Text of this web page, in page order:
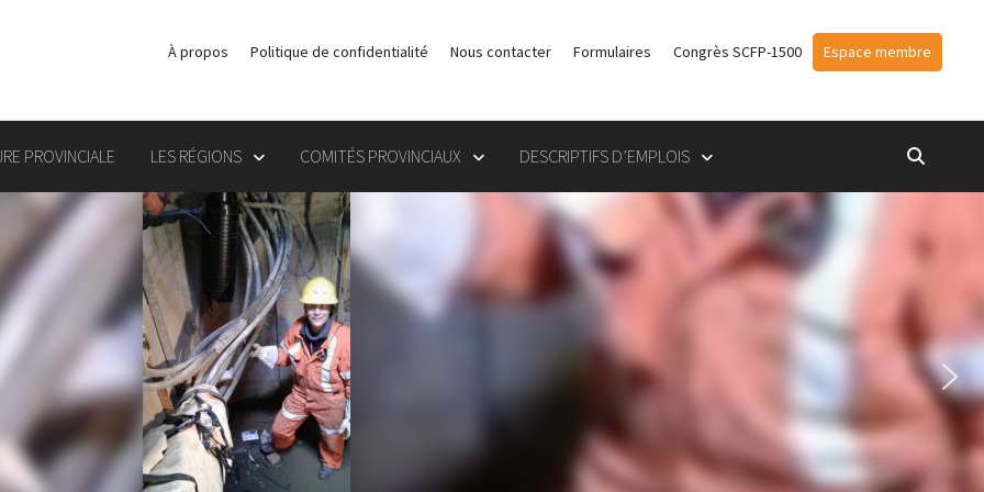
À propos Politique de confidentialité Nous contacter Formulaires Congrès SCFP-1500 Espace membre
PROVINCIALE LES RÉGIONS COMITÉS PROVINCIAUX DESCRIPTIFS D’EMPLOIS